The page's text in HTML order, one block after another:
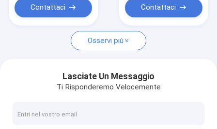
rimorchio di scheletro dei semi
rimorchio per cemento
autocarro con cassone ribaltabile
rimorchio a base piatta dei semi
Contattaci Contattaci
Osservi più
Lasciate Un Messaggio
Ti Risponderemo Velocemente